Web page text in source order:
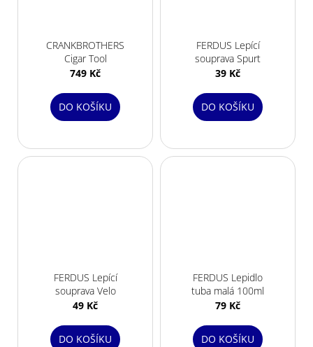
CRANKBROTHERS
Cigar Tool
749 Kč
DO KOŠÍKU
FERDUS Lepící
souprava Spurt
39 Kč
DO KOŠÍKU
FERDUS Lepící
souprava Velo
49 Kč
DO KOŠÍKU
FERDUS Lepidlo
tuba malá 100ml
79 Kč
DO KOŠÍKU